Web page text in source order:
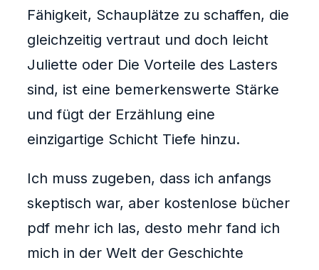
Fähigkeit, Schauplätze zu schaffen, die
gleichzeitig vertraut und doch leicht
Juliette oder Die Vorteile des Lasters
sind, ist eine bemerkenswerte Stärke
und fügt der Erzählung eine
einzigartige Schicht Tiefe hinzu.
Ich muss zugeben, dass ich anfangs
skeptisch war, aber kostenlose bücher
pdf mehr ich las, desto mehr fand ich
mich in der Welt der Geschichte